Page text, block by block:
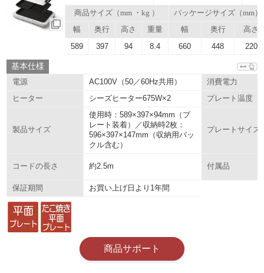
商品サイズ（mm ・kg ）
パッケージサイズ（mm）
幅
奥行 高さ 重量 幅 奥行 高さ
589 397 94 8.4 660 448 220
基本仕様
電源 AC100V（50／60Hz共用）
消費電力
ヒーター
シーズヒーター675W×2 プレート温度
製品サイズ
使用時：589×397×94mm（プ
レート装着）／収納時2枚：
596×397×147mm（収納用バッ
クル含む）
プレートサイズ
コードの長さ 約2.5m 付属品
保証期間 お買い上げ日より1年間
商品サポート